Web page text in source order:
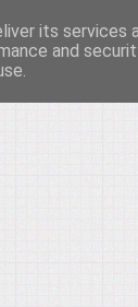
πολιτισμό,
its services
and